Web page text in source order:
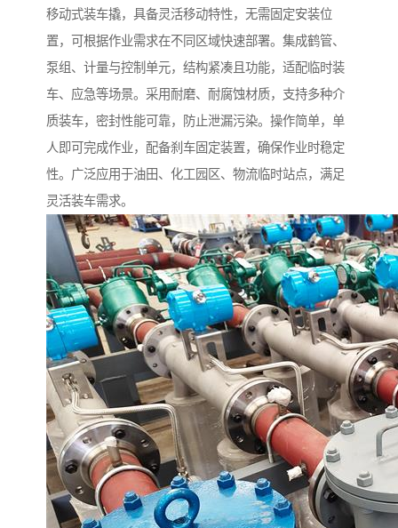
移动式装车撬，具备灵活移动特性，无需固定安装位
置，可根据作业需求在不同区域快速部署。集成鹤管、
泵组、计量与控制单元，结构紧凑且功能，适配临时装
车、应急等场景。采用耐磨、耐腐蚀材质，支持多种介
质装车，密封性能可靠，防止泄漏污染。操作简单，单
人即可完成作业，配备刹车固定装置，确保作业时稳定
性。广泛应用于油田、化工园区、物流临时站点，满足
灵活装车需求。